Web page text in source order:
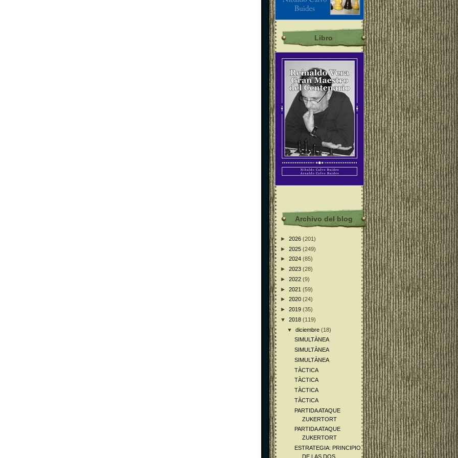
Libro
Archivo del blog
► 2026 (201)
► 2025 (249)
► 2024 (85)
► 2023 (28)
► 2022 (9)
► 2021 (59)
► 2020 (24)
► 2019 (35)
▼ 2018 (119)
▼diciembre(18)
SIMULTÀNEA
SIMULTÀNEA
SIMULTÀNEA
TÀCTICA
TÀCTICA
TÀCTICA
TÀCTICA
PARTIDA ATAQUE
ZUKERTORT
PARTIDA ATAQUE
ZUKERTORT
ESTRATEGIA: PRINCIPIO
DE LAS DOS